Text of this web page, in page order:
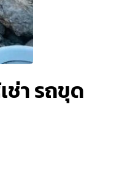
ช่า รถขุด